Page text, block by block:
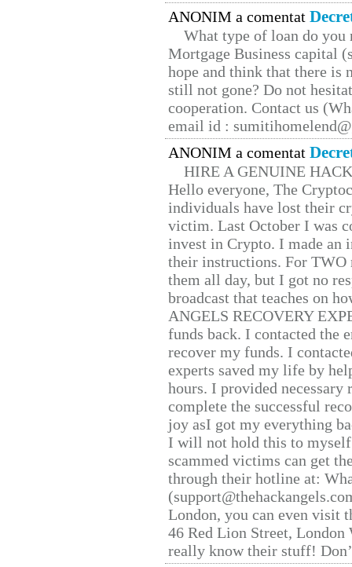
ANONIM a comentat
What type of loan do you
Mortgage Business capital
hope and think that there is
still not gone? Do not
cooperation. Contact us
email id :
ANONIM a comentat
HIRE A GENUINE
Hello everyone, The
individuals have lost their
victim. Last October I was
invest in Crypto. I made
their instructions. For TWO
them all day, but I got no
broadcast that teaches on
ANGELS RECOVERY
funds back. I contacted the
recover my funds. I
experts saved my life by
hours. I provided
complete the successful
joy asI got my everything
I will not hold this to
scammed victims can get
through their hotline at:
London, you can even visit
46 Red Lion Street, London
really know their stuff!